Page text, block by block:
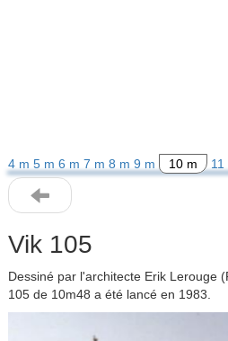
4 m 5 m 6 m 7 m 8 m 9 m 10 m 11
Vik 105
Dessiné par l'architecte Erik Lerouge
105 de 10m48 a été lancé en 1983.